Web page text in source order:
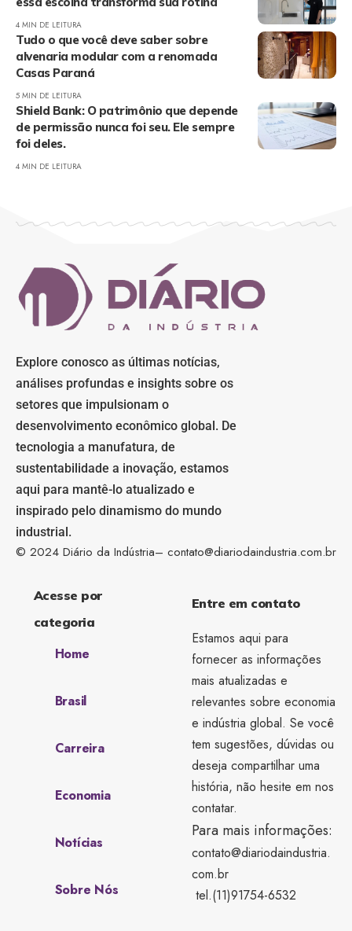
4 MIN DE LEITURA
Tudo o que você deve saber sobre
alvenaria modular com a renomada
Casas Paraná
5 MIN DE LEITURA
Shield Bank: O patrimônio que depende
de permissão nunca foi seu. Ele sempre
foi deles.
4 MIN DE LEITURA
Explore conosco as últimas notícias,
análises profundas e insights sobre os
setores que impulsionam o
desenvolvimento econômico global. De
tecnologia a manufatura, de
sustentabilidade a inovação, estamos
aqui para mantê-lo atualizado e
inspirado pelo dinamismo do mundo
industrial.
© 2024 Diário da Indústria– contato@diariodaindustria.com.br
Acesse por
categoria
Home
Brasil
Carreira
Economia
Notícias
Sobre Nós
Entre em contato
Estamos aqui para
fornecer as informações
mais atualizadas e
relevantes sobre economia
e indústria global. Se você
tem sugestões, dúvidas ou
deseja compartilhar uma
história, não hesite em nos
contatar.
Para mais informações:
contato@diariodaindustria.
com.br
tel.(11)91754-6532